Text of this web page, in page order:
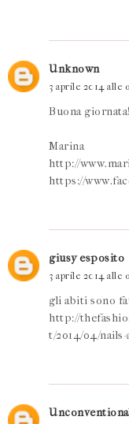
Unknown
3 aprile 2014 alle
Buona
Marina
http://
https://
giusy esposito
3 aprile 2014 alle
gli abiti sono
http://
t/2014/04/